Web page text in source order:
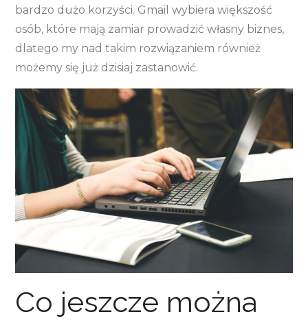
bardzo dużo korzyści. Gmail wybiera większość
osób, które mają zamiar prowadzić własny biznes,
dlatego my nad takim rozwiązaniem również
możemy się już dzisiaj zastanowić.
Co jeszcze można